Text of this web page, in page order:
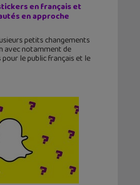
en français et
en approche
petits changements
avec notamment de
le public français et le